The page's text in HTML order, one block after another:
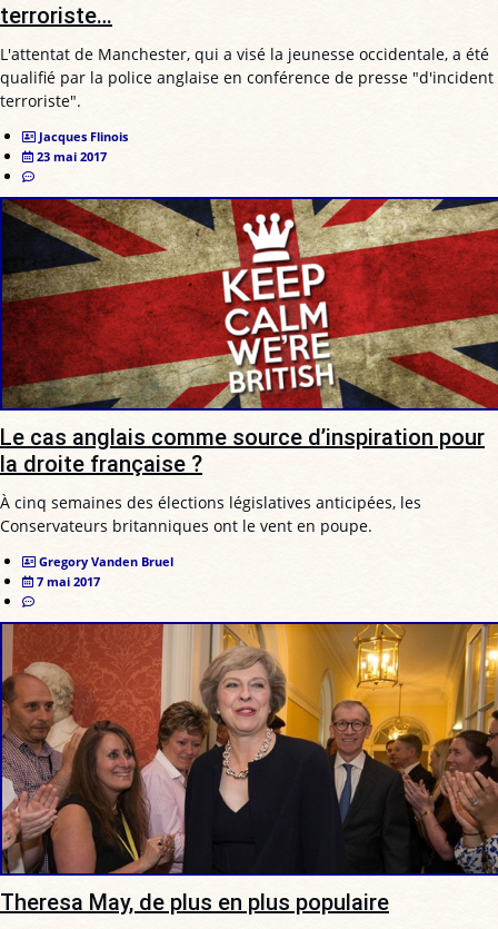
terroriste…
L'attentat de Manchester, qui a visé la jeunesse occidentale, a été
qualifié par la police anglaise en conférence de presse "d'incident
terroriste".
Jacques Flinois
23 mai 2017
Le cas anglais comme source d’inspiration pour
la droite française ?
À cinq semaines des élections législatives anticipées, les
Conservateurs britanniques ont le vent en poupe.
Gregory Vanden Bruel
7 mai 2017
Theresa May, de plus en plus populaire